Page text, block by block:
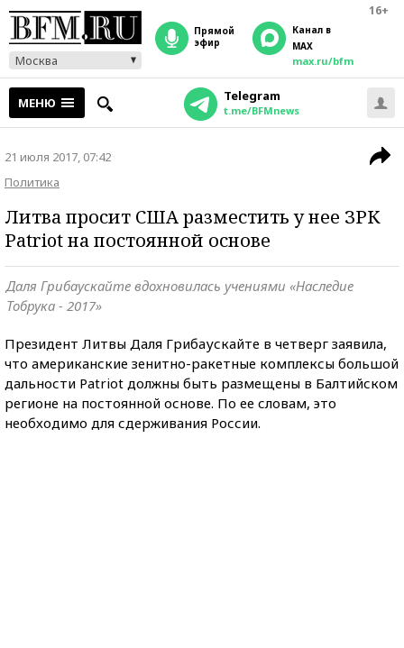
16+
Москва
прямой
эфир
Канал в
MAX
max.ru/bfm
МЕНЮ Telegram
t.me/BFMnews
21 июля 2017, 07:42
Политика
Литва просит США разместить у нее ЗРК
Patriot на постоянной основе
Даля Грибаускайте вдохновилась учениями «Наследие
Тобрука - 2017»
Президент Литвы Даля Грибаускайте в четверг заявила,
что американские зенитно-ракетные комплексы большой
дальности Patriot должны быть размещены в Балтийском
регионе на постоянной основе. По ее словам, это
необходимо для сдерживания России.